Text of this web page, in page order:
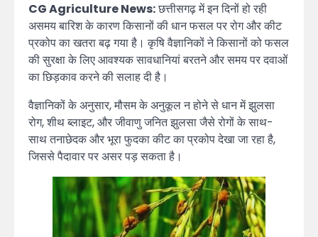
CG Agriculture News:छत्तीसगढ़ में इन दिनों हो रही
असमय बारिश के कारण किसानों की धान फसल पर रोग और कीट
प्रकोप का खतरा बढ़ गया है। कृषि वैज्ञानिकों ने किसानों को फसल
की सुरक्षा के लिए आवश्यक सावधानियां बरतने और समय पर दवाओं
का छिड़काव करने की सलाह दी है।
वैज्ञानिकों के अनुसार, मौसम के अनुकूल न होने से धान में झुलसा
रोग, शीथ ब्लाइट, और जीवाणु जनित झुलसा जैसे रोगों के साथ-
साथ तनाछेदक और भूरा फुदका कीट का प्रकोप देखा जा रहा है,
जिससे पैदावार पर असर पड़ सकता है।